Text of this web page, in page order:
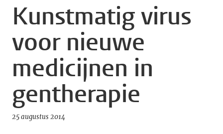
Kunstmatig virus
voor nieuwe
medicijnen in
gentherapie
25 augustus 2014